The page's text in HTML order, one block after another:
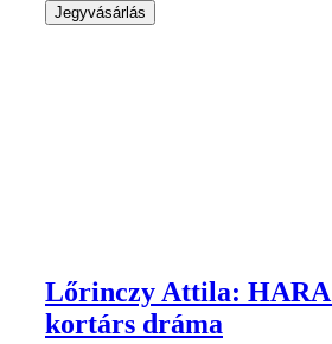
Jegyvásárlás
Lőrinczy Attila:
kortárs dráma